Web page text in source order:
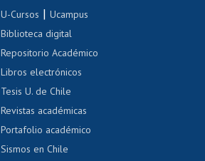
Cursos de español
U-Cursos |Ucampus
Biblioteca digital
Repositorio Académico
Libros electrónicos
Tesis U. de Chile
Revistas académicas
Portafolio académico
Sismos en Chile